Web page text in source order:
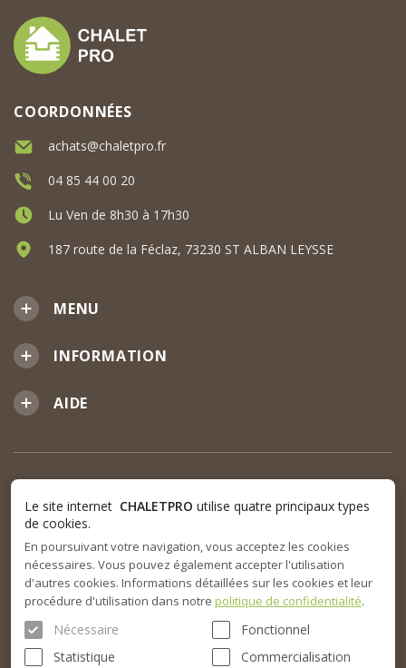
MENU
INFORMATION
AIDE
COORDONNÉES
achats@chaletpro.fr
04 85 44 00 20
Lu Ven de 8h30 à 17h30
187 route de la Féclaz, 73230 ST ALBAN LEYSSE
Le site internet CHALETPRO utilise quatre principaux types
de cookies.
En poursuivant votre navigation, vous acceptez les cookies
nécessaires. Vous pouvez également accepter l'utilisation
d'autres cookies. Informations détaillées sur les cookies et leur
procédure d'utilisation dans notre politique de confidentialité.
Nécessaire
Fonctionnel
Statistique
Commercialisation